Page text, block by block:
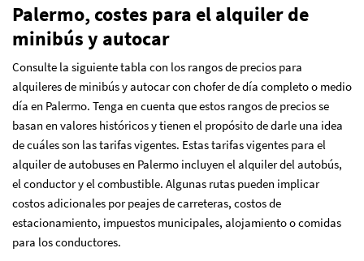
Palermo, costes para el alquiler de
minibús y autocar
Consulte la siguiente tabla con los rangos de precios para
alquileres de minibús y autocar con chofer de día completo o medio
día en Palermo. Tenga en cuenta que estos rangos de precios se
basan en valores históricos y tienen el propósito de darle una idea
de cuáles son las tarifas vigentes. Estas tarifas vigentes para el
alquiler de autobuses en Palermo incluyen el alquiler del autobús,
el conductor y el combustible. Algunas rutas pueden implicar
costos adicionales por peajes de carreteras, costos de
estacionamiento, impuestos municipales, alojamiento o comidas
para los conductores.